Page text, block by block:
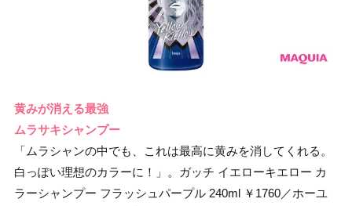
黄みが消える最強
ムラサキシャンプー
「ムラシャンの中でも、これは最高に黄みを消してくれる。
白っぽい理想のカラーに！」。ガッチ イエローキエロー カ
ラーシャンプー フラッシュパープル 240ml ￥1760／ホーユ